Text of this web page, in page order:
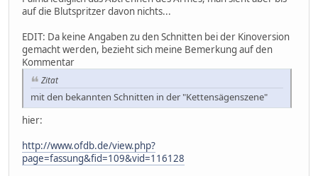
auf die Blutspritzer davon nichts...
EDIT: Da keine Angaben zu den Schnitten bei der Kinoversion
gemacht werden, bezieht sich meine Bemerkung auf den
Kommentar
Zitat
mit den bekannten Schnitten in der "Kettensägenszene"
hier:
http://www.ofdb.de/view.php?
page=fassung&fid=109&vid=116128